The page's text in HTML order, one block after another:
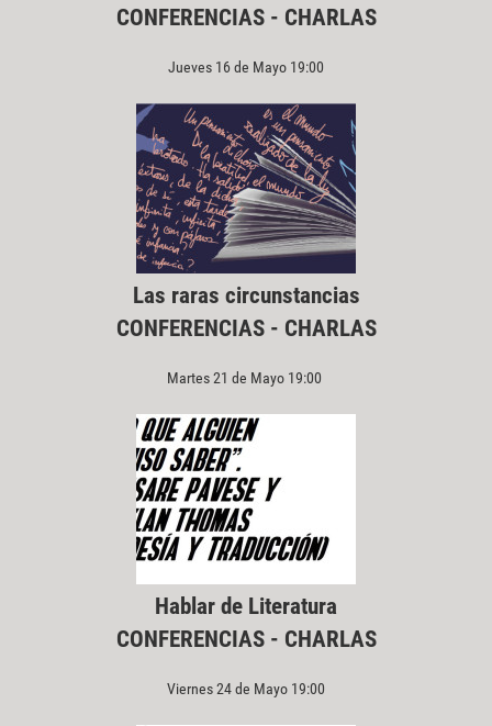
CONFERENCIAS - CHARLAS
Jueves 16 de Mayo 19:00
Las raras circunstancias
CONFERENCIAS - CHARLAS
Martes 21 de Mayo 19:00
Hablar de Literatura
CONFERENCIAS - CHARLAS
Viernes 24 de Mayo 19:00